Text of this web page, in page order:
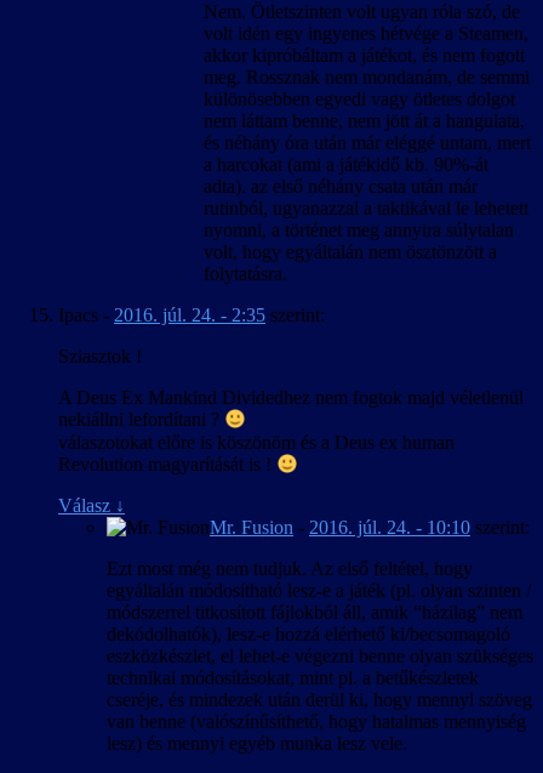
Nem. Ötletszinten volt ugyan róla szó, de
volt idén egy ingyenes hétvége a Steamen,
akkor kipróbáltam a játékot, és nem fogott
meg. Rossznak nem mondanám, de semmi
különösebben egyedi vagy ötletes dolgot
nem láttam benne, nem jött át a hangulata,
és néhány óra után már eléggé untam, mert
a harcokat (ami a játékidő kb. 90%-át
adta). az első néhány csata után már
rutinból, ugyanazzal a taktikával le lehetett
nyomni, a történet meg annyira súlytalan
volt, hogy egyáltalán nem ösztönzött a
folytatásra.
Ipacs - 2016. júl. 24. - 2:35 szerint:
Sziasztok !
A Deus Ex Mankind Dividedhez nem fogtok majd véletlenül
nekiállni lefordítani ?
válaszotokat előre is köszönöm és a Deus ex human
Revolution magyarítását is !
Válasz ↓
Mr. Fusion - 2016. júl. 24. - 10:10 szerint:
Ezt most még nem tudjuk. Az első feltétel, hogy
egyáltalán módosítható lesz-e a játék (pl. olyan szinten /
módszerrel titkosított fájlokból áll, amik “házilag” nem
dekódolhatók), lesz-e hozzá elérhető ki/becsomagoló
eszközkészlet, el lehet-e végezni benne olyan szükséges
technikai módosításokat, mint pl. a betűkészletek
cseréje, és mindezek után derül ki, hogy mennyi szöveg
van benne (valószínűsíthető, hogy hatalmas mennyiség
lesz) és mennyi egyéb munka lesz vele.